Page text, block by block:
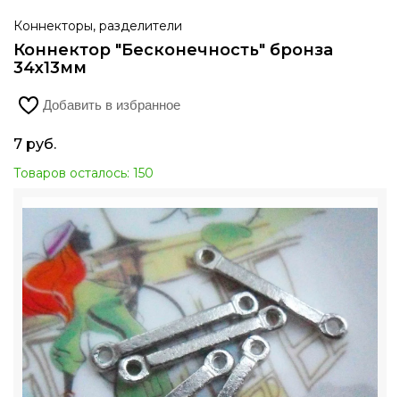
Коннекторы, разделители
Коннектор "Бесконечность" бронза
34х13мм
Добавить в избранное
7 руб.
Товаров осталось: 150